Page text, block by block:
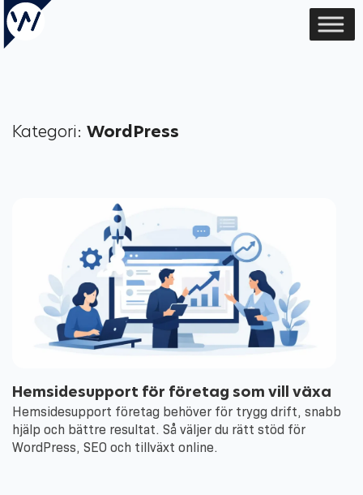
Kategori: WordPress
Hemsidesupport för företag som vill växa
Hemsidesupport företag behöver för trygg drift, snabb
hjälp och bättre resultat. Så väljer du rätt stöd för
WordPress, SEO och tillväxt online.